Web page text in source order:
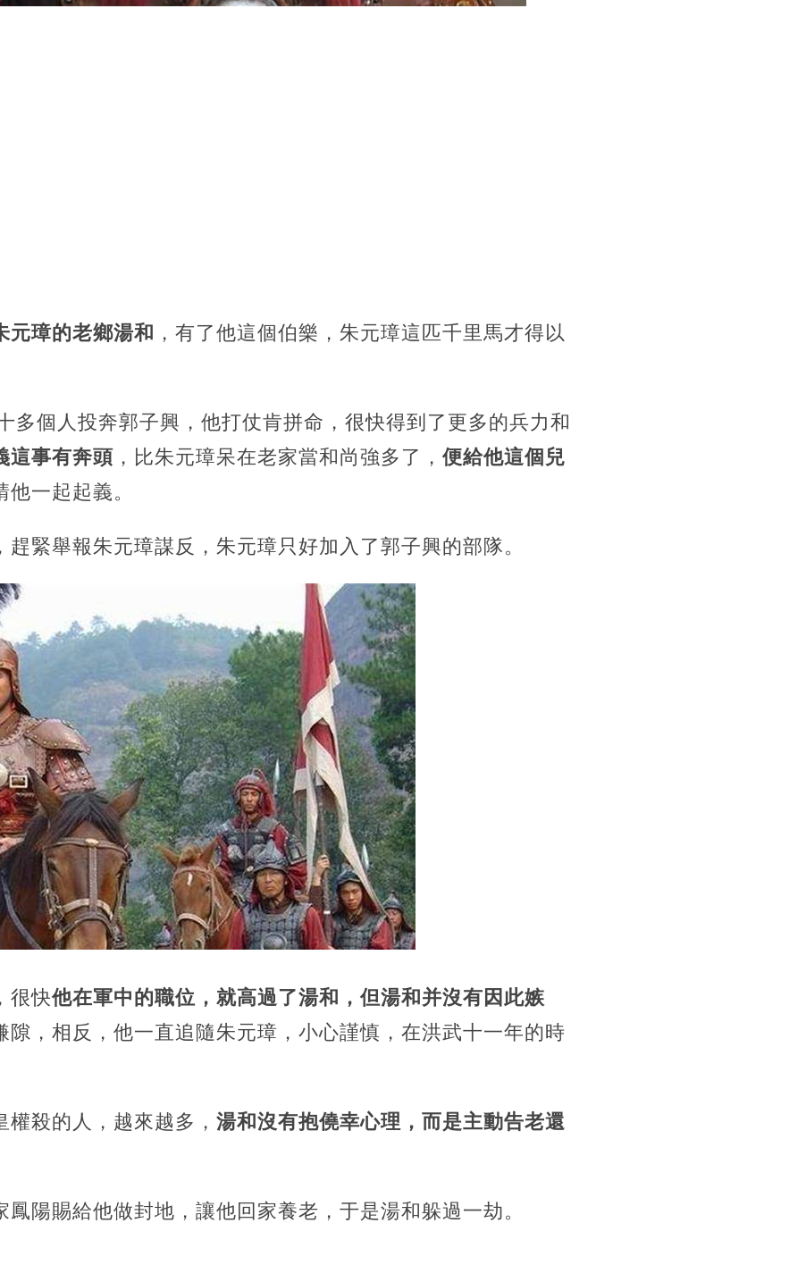
元璋的老鄉湯和 ，有了他這個伯樂，朱元璋這匹千里馬才得以
多個人投奔郭子興，他打仗肯拼命，很快得到了更多的兵力和
這事有奔頭 ，比朱元璋呆在老家當和尚強多了， 便給他這個兒
他一起起義。
緊舉報朱元璋謀反，朱元璋只好加入了郭子興的部隊。
很快他在軍中的職位，就高過了湯和，但湯和并沒有因此嫉
隙，相反，他一直追隨朱元璋，小心謹慎，在洪武十一年的時
殺的人，越來越多， 湯和沒有抱僥幸心理，而是主動告老還
陽賜給他做封地，讓他回家養老，于是湯和躲過一劫。